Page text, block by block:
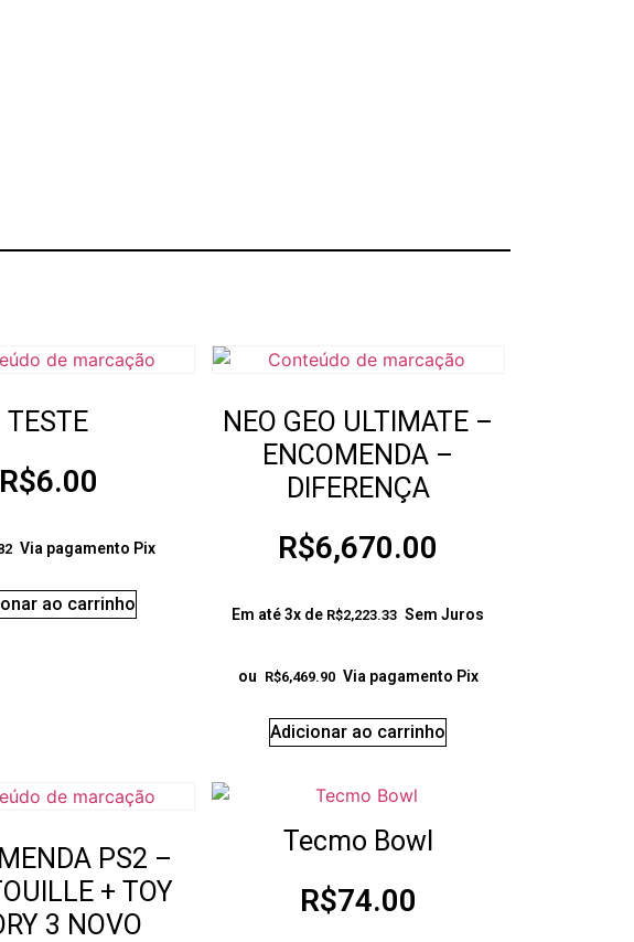
TESTE
R$6.00
Via pagamento Pix
ao carrinho
NEO GEO ULTIMATE –
ENCOMENDA –
DIFERENÇA
R$6,670.00
Em até 3x de R$2,223.33 Sem Juros
ou R$6,469.90 Via pagamento Pix
Adicionar ao carrinho
PS2 –
+ TOY
3 NOVO
Tecmo Bowl
R$74.00